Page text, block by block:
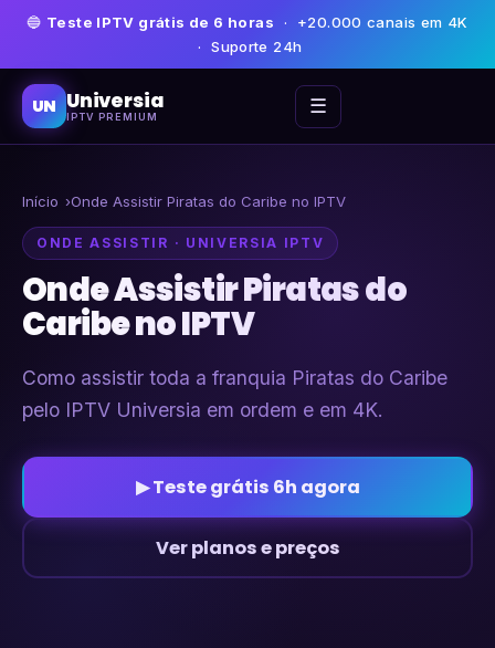
🔵 Teste IPTV grátis de 6 horas · +20.000 canais em 4K
· Suporte 24h
UN Universia
IPTV PREMIUM ☰
Início Onde Assistir Piratas do Caribe no IPTV
ONDE ASSISTIR · UNIVERSIA IPTV
Onde Assistir Piratas do
Caribe no IPTV
Como assistir toda a franquia Piratas do Caribe
pelo IPTV Universia em ordem e em 4K.
▶ Teste grátis 6h agora
Ver planos e preços